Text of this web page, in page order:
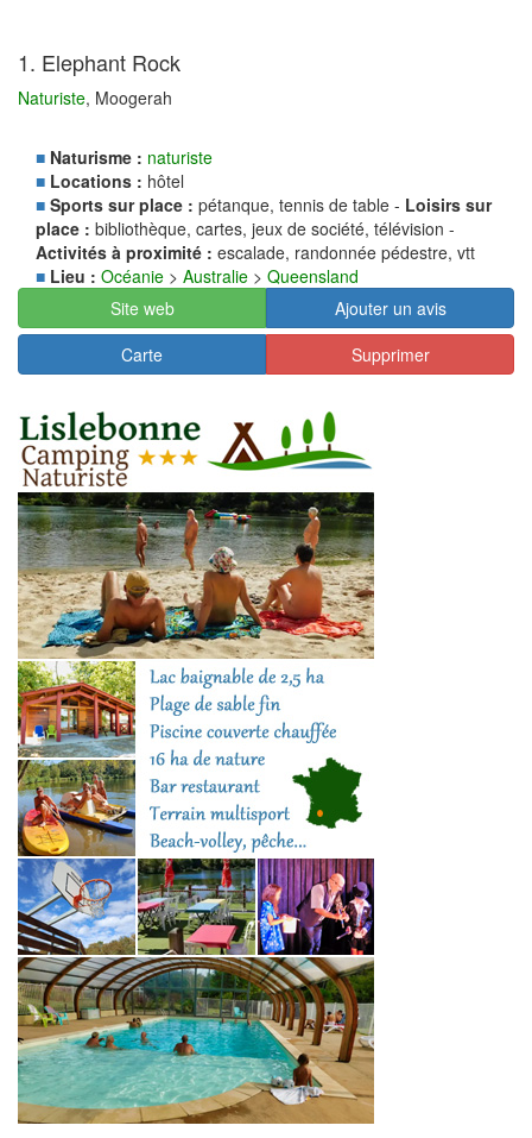
1. Elephant Rock
Naturiste, Moogerah
■ Naturisme : naturiste
■ Locations : hôtel
■ Sports sur place : pétanque, tennis de table - Loisirs sur
place : bibliothèque, cartes, jeux de société, télévision -
Activités à proximité : escalade, randonnée pédestre, vtt
■ Lieu : Océanie > Australie > Queensland
Site web
Ajouter un avis
Carte
Supprimer